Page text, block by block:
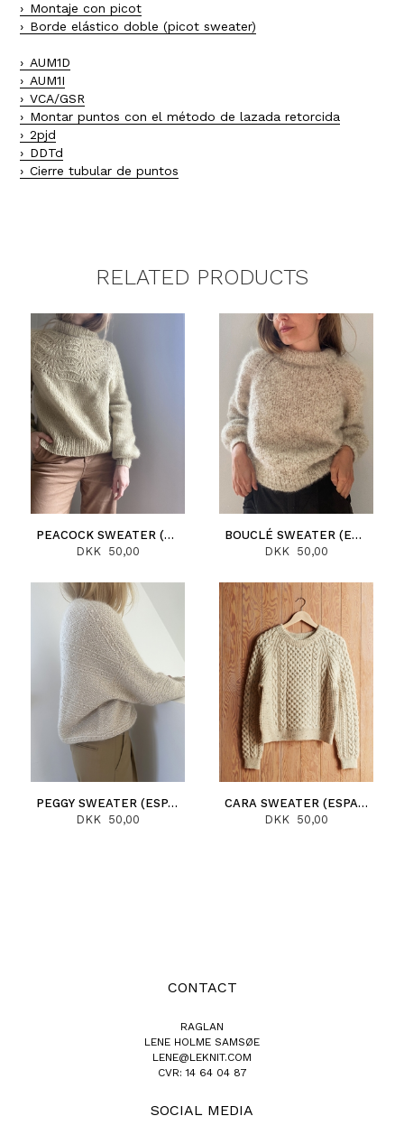
Montaje con picot
Borde elástico doble (picot sweater)
AUM1D
AUM1I
VCA/GSR
Montar puntos con el método de lazada retorcida
2pjd
DDTd
Cierre tubular de puntos
RELATED PRODUCTS
PEACOCK SWEATER (ESPAÑOL)
DKK 50,00
BOUCLÉ SWEATER (ESPAÑOL)
DKK 50,00
PEGGY SWEATER (ESPAÑOL)
DKK 50,00
CARA SWEATER (ESPAÑOL)
DKK 50,00
CONTACT
RAGLAN
LENE HOLME SAMSØE
LENE@LEKNIT.COM
CVR: 14 64 04 87
SOCIAL MEDIA